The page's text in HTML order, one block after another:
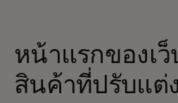
หน้าแรกของเ
สินค้าที่ปรับแต่